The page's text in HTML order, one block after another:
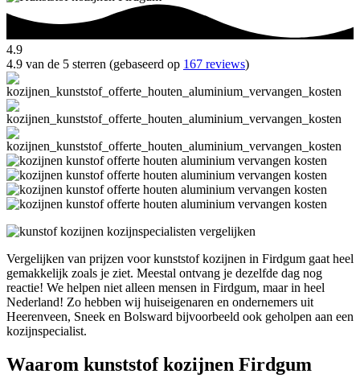
4.9
4.9 van de 5 sterren (gebaseerd op 167 reviews)
Vergelijken van prijzen voor kunststof kozijnen in Firdgum gaat heel
gemakkelijk zoals je ziet. Meestal ontvang je dezelfde dag nog
reactie! We helpen niet alleen mensen in Firdgum, maar in heel
Nederland! Zo hebben wij huiseigenaren en ondernemers uit
Heerenveen, Sneek en Bolsward bijvoorbeeld ook geholpen aan een
kozijnspecialist.
Waarom kunststof kozijnen Firdgum